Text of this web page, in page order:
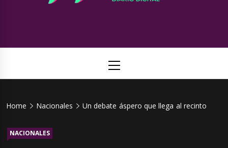
Viral
Menu
Home Nacionales Un debate áspero que llega al recinto
NACIONALES